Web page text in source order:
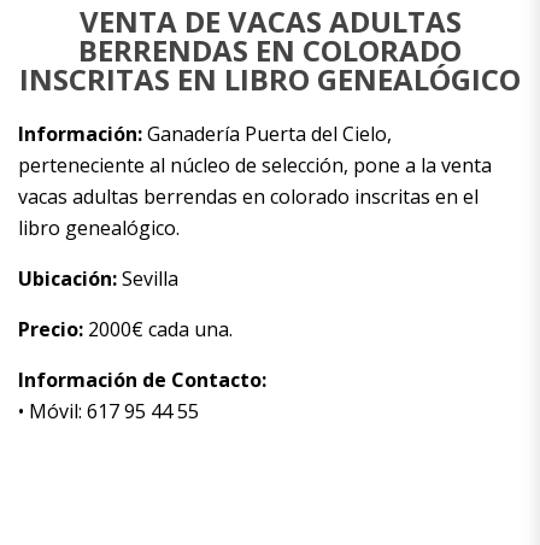
VENTA DE VACAS ADULTAS
BERRENDAS EN COLORADO
INSCRITAS EN LIBRO GENEALÓGICO
Información:Ganadería Puerta del Cielo,
perteneciente al núcleo de selección, pone a la venta
vacas adultas berrendas en colorado inscritas en el
libro genealógico.
Ubicación:Sevilla
Precio: 2000€ cada una.
Información de Contacto:
• Móvil: 617 95 44 55